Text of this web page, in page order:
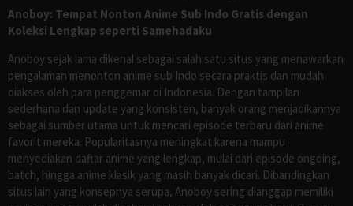
Anoboy: Tempat Nonton Anime Sub Indo Gratis dengan
Koleksi Lengkap seperti Samehadaku
Anoboy sejak lama dikenal sebagai salah satu situs yang menawarkan
pengalaman menonton anime sub Indo secara praktis dan mudah
diakses oleh para penggemar di Indonesia. Dengan tampilan
sederhana dan update yang konsisten, banyak orang menjadikannya
sebagai sumber utama untuk mencari episode terbaru dari anime
favorit mereka. Popularitasnya meningkat karena mampu
menyediakan daftar anime yang lengkap, mulai dari episode ongoing,
batch, hingga anime klasik yang masih banyak dicari. Dibandingkan
situs lain yang konsepnya serupa, Anoboy sering dianggap memiliki